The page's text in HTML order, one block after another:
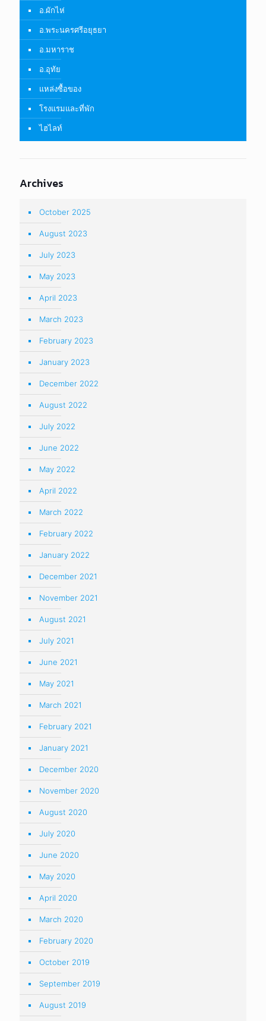
อ.ผักไห่
อ.พระนครศรีอยุธยา
อ.มหาราช
อ.อุทัย
แหล่งซื้อของ
โรงแรมและที่พัก
ไฮไลท์
Archives
October 2025
August 2023
July 2023
May 2023
April 2023
March 2023
February 2023
January 2023
December 2022
August 2022
July 2022
June 2022
May 2022
April 2022
March 2022
February 2022
January 2022
December 2021
November 2021
August 2021
July 2021
June 2021
May 2021
March 2021
February 2021
January 2021
December 2020
November 2020
August 2020
July 2020
June 2020
May 2020
April 2020
March 2020
February 2020
October 2019
September 2019
August 2019